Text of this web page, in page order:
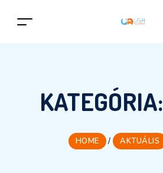
KATEGÓRIA:
HOME / AKTUÁLIS